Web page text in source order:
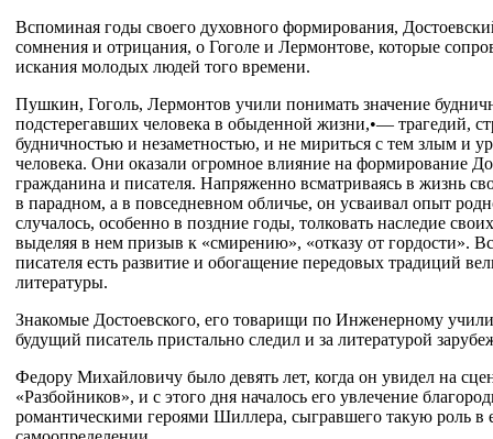
Вспоминая годы своего духовного формирования,
сомнения и отрицания, о Гоголе и Лермонтове, которые
искания молодых людей того времени.
Пушкин, Гоголь, Лермонтов учили понимать значение
подстерегавших человека в обыденной жизни,•— трагедий,
будничностью и незаметностью, и не мириться с тем злым и
человека. Они оказали огромное влияние на формирование
гражданина и писателя. Напряженно всматриваясь в жизнь
в парадном, а в повседневном обличье, он усваивал опыт
случалось, особенно в поздние годы, толковать наследие
выделяя в нем призыв к «смирению», «отказу от гордости».
писателя есть развитие и обогащение передовых традиций
литературы.
Знакомые Достоевского, его товарищи по Инженерному
будущий писатель пристально следил и за литературой
Федору Михайловичу было девять лет, когда он увидел на
«Разбойников», и с этого дня началось его увлечение
романтическими героями Шиллера, сыгравшего такую роль в